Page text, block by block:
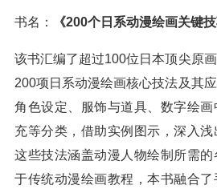
书名： 《200个日系动漫绘画关键技
该书汇编了超过100位日本顶尖原
200项日系动漫绘画核心技法及其
角色设定、服饰与道具、数字绘
充等分类，借助实例图示，深入浅
这些技法涵盖动漫人物绘制所需的
于传统动漫绘画教程，本书融合